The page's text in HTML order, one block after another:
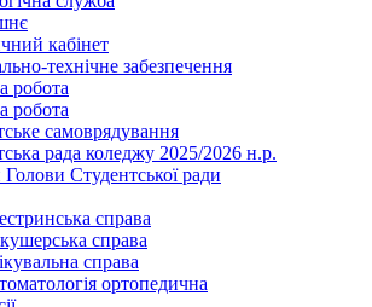
кабінет
технічне забезпечення
робота
робота
самоврядування
рада коледжу 2025/2026 н.р.
Студентської ради
справа
справа
справа
ортопедична